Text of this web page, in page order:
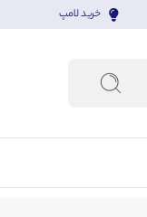
خرید لامپ